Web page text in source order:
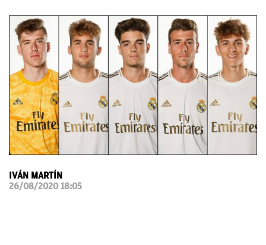
FEMENINO
PAPARAZZI
OKDIARIO
IVÁN MARTÍN
26/08/2020 18:05